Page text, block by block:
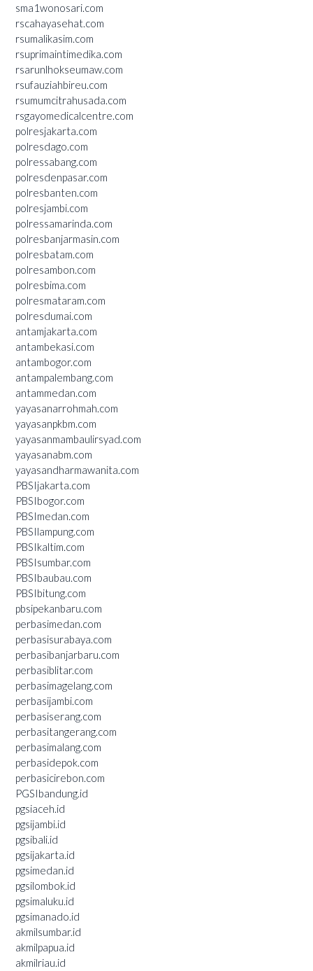
sma1wonosari.com
rscahayasehat.com
rsumalikasim.com
rsuprimaintimedika.com
rsarunlhokseumaw.com
rsufauziahbireu.com
rsumumcitrahusada.com
rsgayomedicalcentre.com
polresjakarta.com
polresdago.com
polressabang.com
polresdenpasar.com
polresbanten.com
polresjambi.com
polressamarinda.com
polresbanjarmasin.com
polresbatam.com
polresambon.com
polresbima.com
polresmataram.com
polresdumai.com
antamjakarta.com
antambekasi.com
antambogor.com
antampalembang.com
antammedan.com
yayasanarrohmah.com
yayasanpkbm.com
yayasanmambaulirsyad.com
yayasanabm.com
yayasandharmawanita.com
PBSIjakarta.com
PBSIbogor.com
PBSImedan.com
PBSIlampung.com
PBSIkaltim.com
PBSIsumbar.com
PBSIbaubau.com
PBSIbitung.com
pbsipekanbaru.com
perbasimedan.com
perbasisurabaya.com
perbasibanjarbaru.com
perbasiblitar.com
perbasimagelang.com
perbasijambi.com
perbasiserang.com
perbasitangerang.com
perbasimalang.com
perbasidepok.com
perbasicirebon.com
PGSIbandung.id
pgsiaceh.id
pgsijambi.id
pgsibali.id
pgsijakarta.id
pgsimedan.id
pgsilombok.id
pgsimaluku.id
pgsimanado.id
akmilsumbar.id
akmilpapua.id
akmilriau.id